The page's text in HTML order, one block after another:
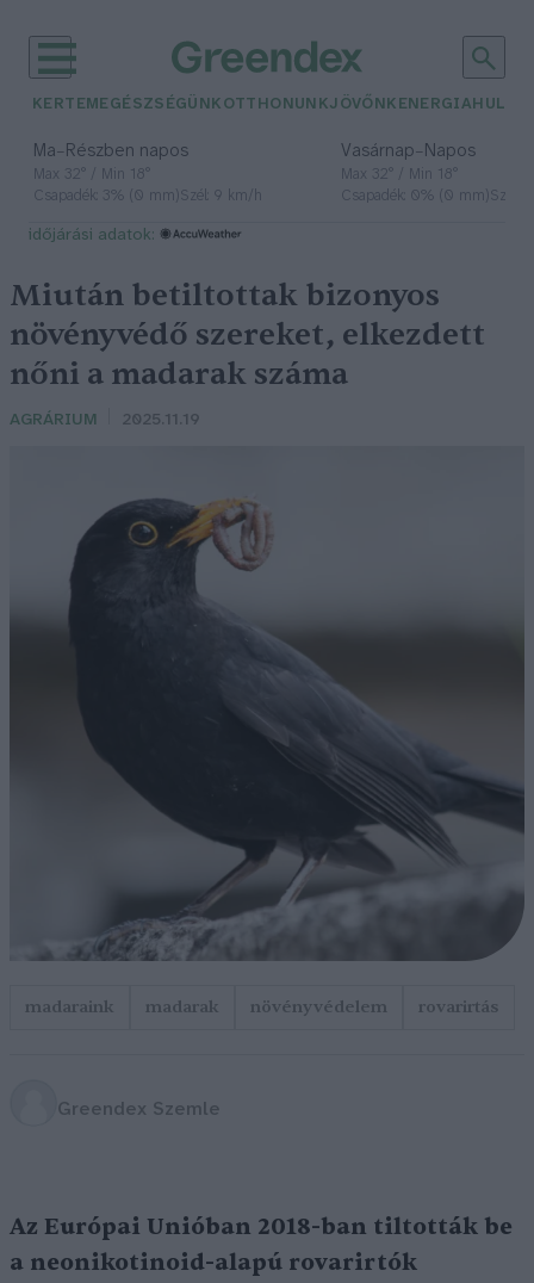
KERTEM EGÉSZSÉGÜNK OTTHONUNKJÖVŐNK ENERGIA
Ma– Részben napos
Max 32° / Min 18°
Csapadék: 3% (0 mm)Szél: 9 km/h
Vasárnap– Napos
Max 32° / Min 18°
Csapadék: 0% (0 mm)Szél:
időjárási adatok:
Miután betiltottak bizonyos
növényvédő szereket, elkezdett
nőni a madarak száma
AGRÁRIUM 2025.11.19
madaraink madarak növényvédelem rovarirtás
Greendex Szemle
Az Európai Unióban 2018-ban tiltották be
a neonikotinoid-alapú rovarirtók